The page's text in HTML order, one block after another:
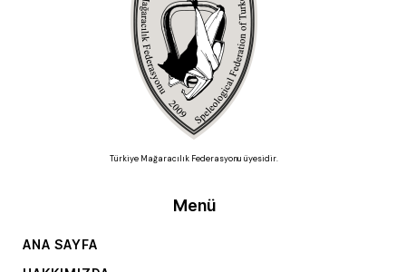
Türkiye Mağaracılık Federasyonu üyesidir.
Menü
ANA SAYFA